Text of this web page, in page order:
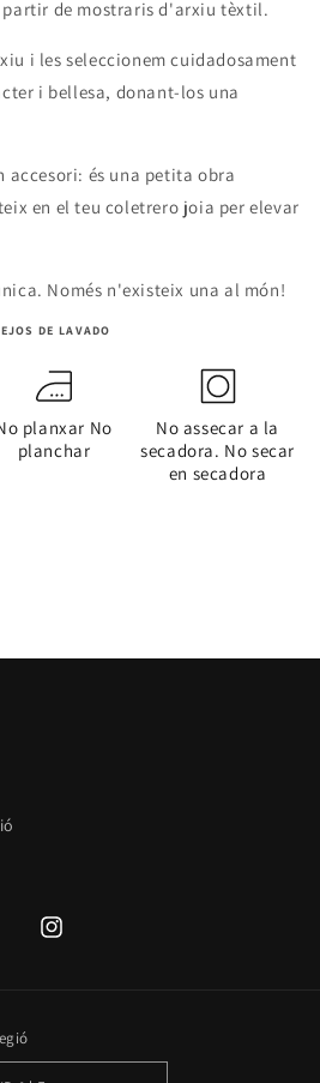
partir de mostraris d'arxiu tèxtil.
i les seleccionem cuidadosament
i bellesa, donant-los una
accesori: és una petita obra
en el teu coletrero joia per elevar
Només n'existeix una al món!
DE LAVADO
planxar No
planchar
No assecar a la
secadora. No secar
en secadora
Translation